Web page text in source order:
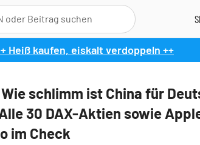
Heiß kaufen, eiskalt verdoppeln ++
Wie schlimm ist China für
30 DAX-Aktien sowie
im Check